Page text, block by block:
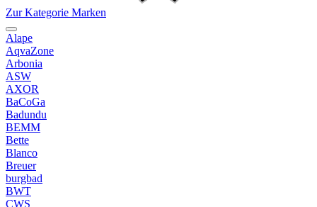
Zur Kategorie Marken
Alape
AqvaZone
Arbonia
ASW
AXOR
BaCoGa
Badundu
BEMM
Bette
Blanco
Breuer
burgbad
BWT
CWS